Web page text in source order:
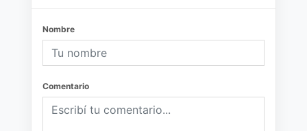
Nombre
Comentario